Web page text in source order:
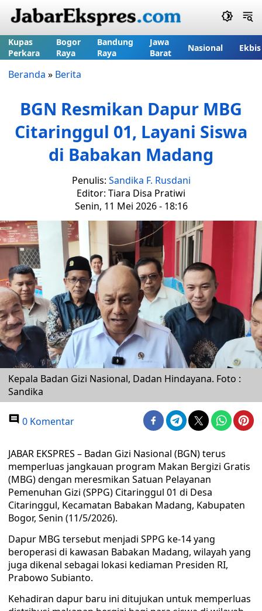
Kupas
Perkara
Bogor
Raya
Bandung
Raya
Jawa
Barat
Nasional Ekbis
Beranda » Berita
BGN Resmikan Dapur MBG
Citaringgul 01, Layani Siswa
di Babakan Madang
Penulis: Sandika F. Rusdani
Editor: Tiara Disa Pratiwi
Senin, 11 Mei 2026 - 18:16
Kepala Badan Gizi Nasional, Dadan Hindayana. Foto :
Sandika
0 Komentar
JABAR EKSPRES – Badan Gizi Nasional (BGN) terus
memperluas jangkauan program Makan Bergizi Gratis
(MBG) dengan meresmikan Satuan Pelayanan
Pemenuhan Gizi (SPPG) Citaringgul 01 di Desa
Citaringgul, Kecamatan Babakan Madang, Kabupaten
Bogor, Senin (11/5/2026).
Dapur MBG tersebut menjadi SPPG ke-14 yang
beroperasi di kawasan Babakan Madang, wilayah yang
juga dikenal sebagai lokasi kediaman Presiden RI,
Prabowo Subianto.
Kehadiran dapur baru ini ditujukan untuk memperluas